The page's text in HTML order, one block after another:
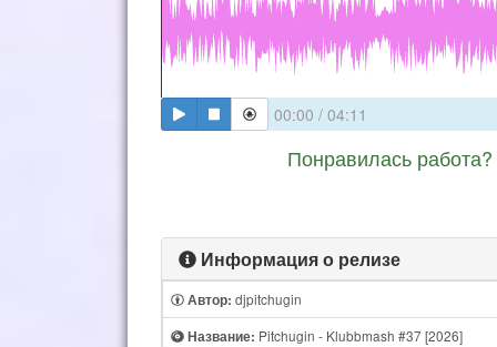
00:00 / 04:11
Понравилась
Информация о релизе
Автор: djpitchugin
Название: Pitchugin - Klubbmash #37 [2026]